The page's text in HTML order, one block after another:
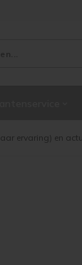
ervaring) en